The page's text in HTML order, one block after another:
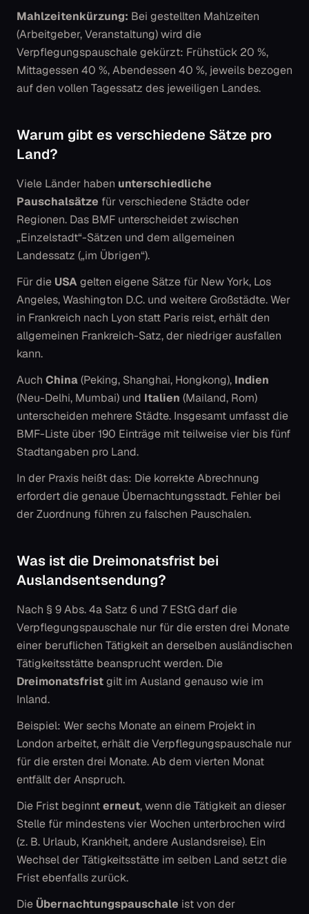
Mahlzeitenkürzung: Bei gestellten Mahlzeiten
(Arbeitgeber, Veranstaltung) wird die
Verpflegungspauschale gekürzt: Frühstück 20 %,
Mittagessen 40 %, Abendessen 40 %, jeweils bezogen
auf den vollen Tagessatz des jeweiligen Landes.
Warum gibt es verschiedene Sätze pro
Land?
Viele Länder haben unterschiedliche
Pauschalsätze für verschiedene Städte oder
Regionen. Das BMF unterscheidet zwischen
„Einzelstadt“-Sätzen und dem allgemeinen
Landessatz („im Übrigen“).
Für die USAgelten eigene Sätze für New York, Los
Angeles, Washington D.C. und weitere Großstädte. Wer
in Frankreich nach Lyon statt Paris reist, erhält den
allgemeinen Frankreich-Satz, der niedriger ausfallen
kann.
Auch China(Peking, Shanghai, Hongkong), Indien
(Neu-Delhi, Mumbai) und Italien (Mailand, Rom)
unterscheiden mehrere Städte. Insgesamt umfasst die
BMF-Liste über 190 Einträge mit teilweise vier bis fünf
Stadtangaben pro Land.
In der Praxis heißt das: Die korrekte Abrechnung
erfordert die genaue Übernachtungsstadt. Fehler bei
der Zuordnung führen zu falschen Pauschalen.
Was ist die Dreimonatsfrist bei
Auslandsentsendung?
Nach § 9 Abs. 4a Satz 6 und 7 EStG darf die
Verpflegungspauschale nur für die ersten drei Monate
einer beruflichen Tätigkeit an derselben ausländischen
Tätigkeitsstätte beansprucht werden. Die
Dreimonatsfristgilt im Ausland genauso wie im
Inland.
Beispiel: Wer sechs Monate an einem Projekt in
London arbeitet, erhält die Verpflegungspauschale nur
für die ersten drei Monate. Ab dem vierten Monat
entfällt der Anspruch.
Die Frist beginnterneut, wenn die Tätigkeit an dieser
Stelle für mindestens vier Wochen unterbrochen wird
(z. B. Urlaub, Krankheit, andere Auslandsreise). Ein
Wechsel der Tätigkeitsstätte im selben Land setzt die
Frist ebenfalls zurück.
Die Übernachtungspauschale ist von der